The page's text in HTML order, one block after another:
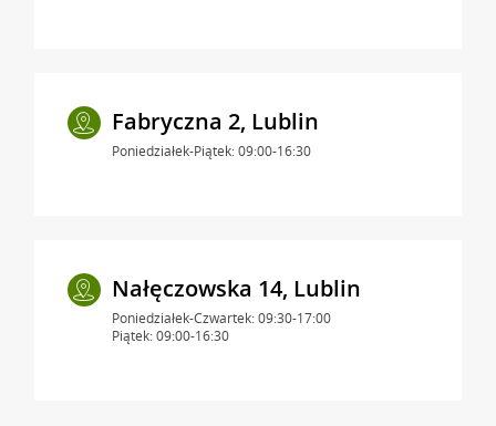
Fabryczna 2, Lublin
Poniedziałek-Piątek: 09:00-16:30
Nałęczowska 14, Lublin
Poniedziałek-Czwartek: 09:30-17:00
Piątek: 09:00-16:30